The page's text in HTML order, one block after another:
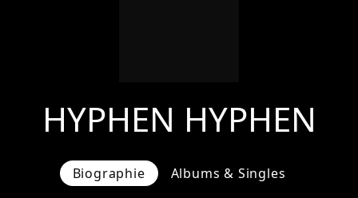
HYPHEN HYPHEN
Biographie Albums & Singles